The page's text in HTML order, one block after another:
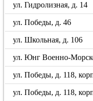
ул. Гидролизная, д. 14
ул. Победы, д. 46
ул. Школьная, д. 106
ул. Юнг Военно-
ул. Победы, д. 118,
ул. Победы, д. 118,